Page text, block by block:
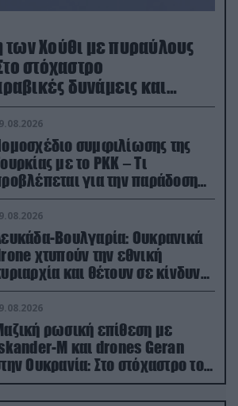
των Χούθι με πυραύλους
στόχαστρο
δυνάμεις και
συμφιλίωσης της
με το ΡΚΚ – Τι
για την παράδοση
όπλων
Βουλγαρία: Ουκρανικά
χτυπούν την εθνική
και θέτουν σε κίνδυνο
χωρών του ΝΑΤΟ
ρωσική επίθεση με
M και drones Geran
Ουκρανία: Στο στόχαστρο το
των Flamingo